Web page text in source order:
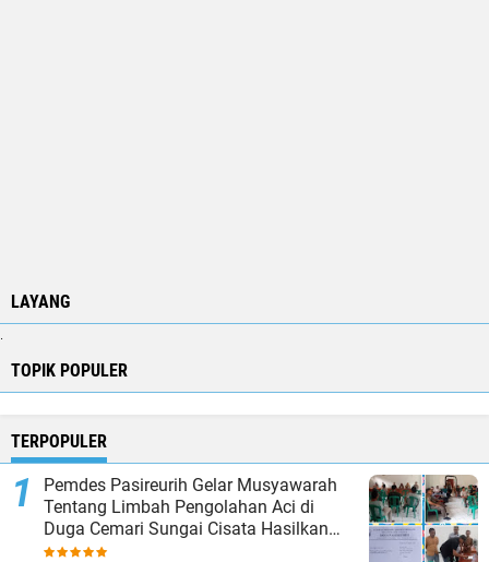
LAYANG
TOPIK POPULER
TERPOPULER
Pemdes Pasireurih Gelar Musyawarah
Tentang Limbah Pengolahan Aci di
Duga Cemari Sungai Cisata Hasilkan
Kesepakatan Tutup Sementara